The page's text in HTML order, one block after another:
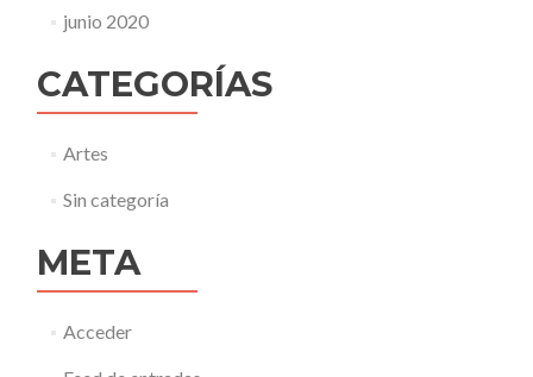
junio 2020
CATEGORÍAS
Artes
Sin categoría
META
Acceder